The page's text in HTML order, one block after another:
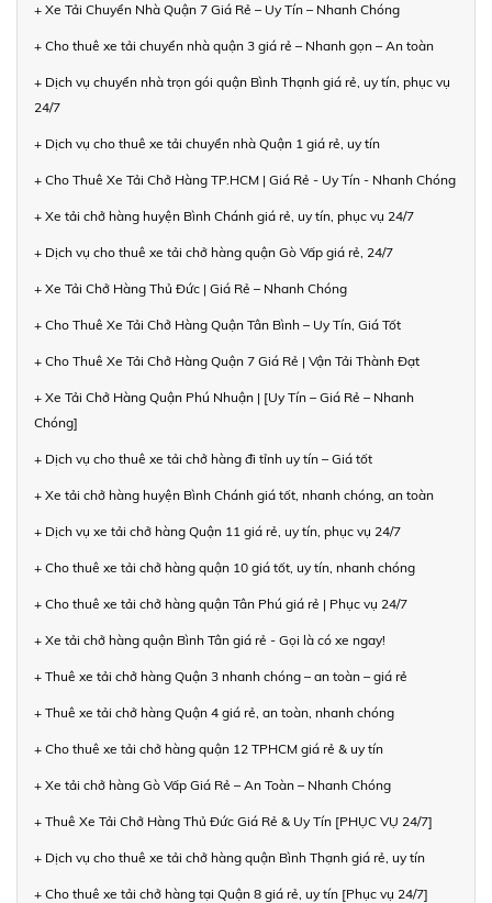
+ Xe Tải Chuyển Nhà Quận 7 Giá Rẻ – Uy Tín – Nhanh Chóng
+ Cho thuê xe tải chuyển nhà quận 3 giá rẻ – Nhanh gọn – An toàn
+ Dịch vụ chuyển nhà trọn gói quận Bình Thạnh giá rẻ, uy tín, phục vụ
24/7
+ Dịch vụ cho thuê xe tải chuyển nhà Quận 1 giá rẻ, uy tín
+ Cho Thuê Xe Tải Chở Hàng TP.HCM | Giá Rẻ - Uy Tín - Nhanh Chóng
+ Xe tải chở hàng huyện Bình Chánh giá rẻ, uy tín, phục vụ 24/7
+ Dịch vụ cho thuê xe tải chở hàng quận Gò Vấp giá rẻ, 24/7
+ Xe Tải Chở Hàng Thủ Đức | Giá Rẻ – Nhanh Chóng
+ Cho Thuê Xe Tải Chở Hàng Quận Tân Bình – Uy Tín, Giá Tốt
+ Cho Thuê Xe Tải Chở Hàng Quận 7 Giá Rẻ | Vận Tải Thành Đạt
+ Xe Tải Chở Hàng Quận Phú Nhuận | [Uy Tín – Giá Rẻ – Nhanh
Chóng]
+ Dịch vụ cho thuê xe tải chở hàng đi tỉnh uy tín – Giá tốt
+ Xe tải chở hàng huyện Bình Chánh giá tốt, nhanh chóng, an toàn
+ Dịch vụ xe tải chở hàng Quận 11 giá rẻ, uy tín, phục vụ 24/7
+ Cho thuê xe tải chở hàng quận 10 giá tốt, uy tín, nhanh chóng
+ Cho thuê xe tải chở hàng quận Tân Phú giá rẻ | Phục vụ 24/7
+ Xe tải chở hàng quận Bình Tân giá rẻ - Gọi là có xe ngay!
+ Thuê xe tải chở hàng Quận 3 nhanh chóng – an toàn – giá rẻ
+ Thuê xe tải chở hàng Quận 4 giá rẻ, an toàn, nhanh chóng
+ Cho thuê xe tải chở hàng quận 12 TPHCM giá rẻ & uy tín
+ Xe tải chở hàng Gò Vấp Giá Rẻ – An Toàn – Nhanh Chóng
+ Thuê Xe Tải Chở Hàng Thủ Đức Giá Rẻ & Uy Tín [PHỤC VỤ 24/7]
+ Dịch vụ cho thuê xe tải chở hàng quận Bình Thạnh giá rẻ, uy tín
+ Cho thuê xe tải chở hàng tại Quận 8 giá rẻ, uy tín [Phục vụ 24/7]